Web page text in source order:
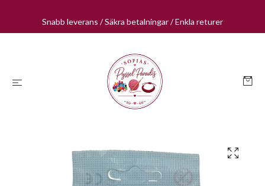
Snabb leverans / Säkra betalningar / Enkla returer